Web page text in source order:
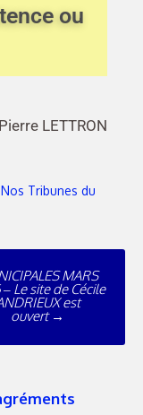
ou
LETTRON
Nos Tribunes du
MARS
Le site de Cécile
est
ouvert →